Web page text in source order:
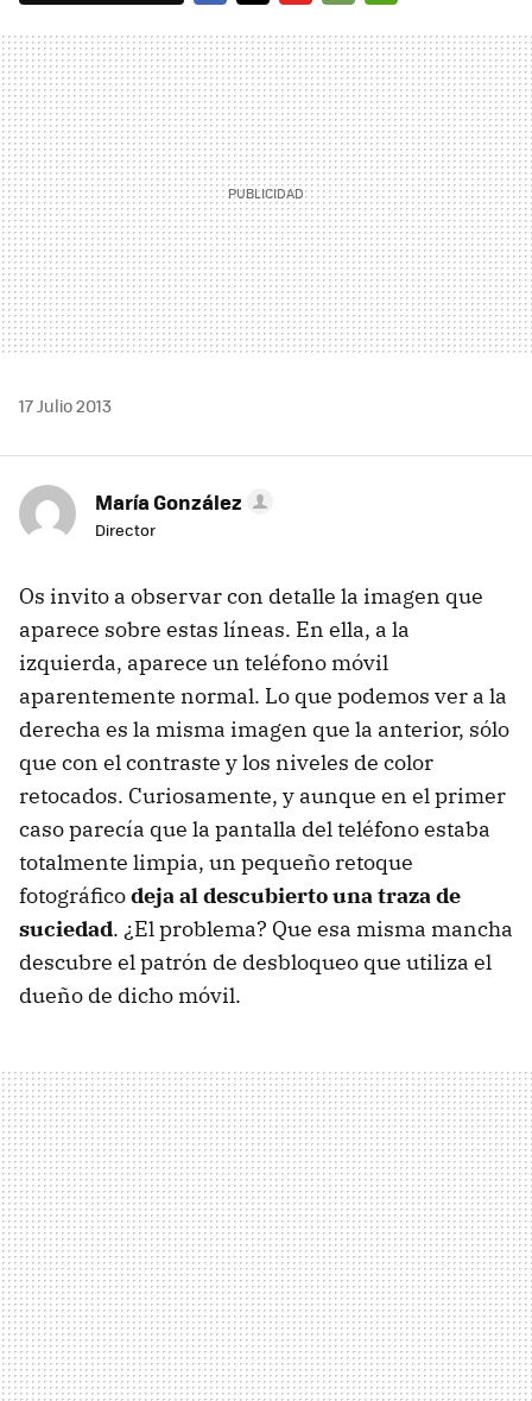
MAIL
17 Julio 2013
María González
Director
Os invito a observar con detalle la imagen que
aparece sobre estas líneas. En ella, a la
izquierda, aparece un teléfono móvil
aparentemente normal. Lo que podemos ver a la
derecha es la misma imagen que la anterior, sólo
que con el contraste y los niveles de color
retocados. Curiosamente, y aunque en el primer
caso parecía que la pantalla del teléfono estaba
totalmente limpia, un pequeño retoque
fotográficodeja al descubierto una traza de
suciedad. ¿El problema? Que esa misma mancha
descubre el patrón de desbloqueo que utiliza el
dueño de dicho móvil.